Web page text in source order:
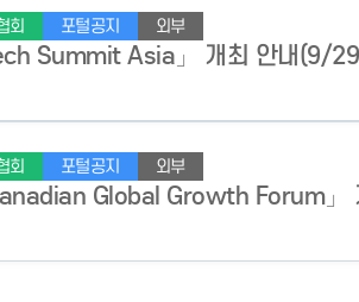
회 포털공지 외부
Summit Asia」 개최 안내(9/
회 포털공지 외부
Global Growth Forum」